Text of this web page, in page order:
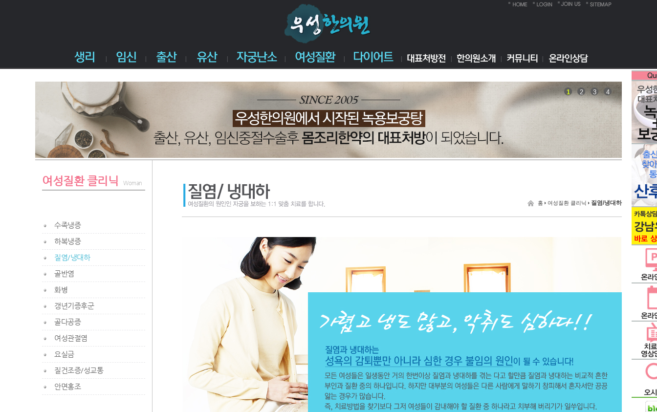
1 2 3 4
여성질환 클리닉 Woman
수족냉증
하복냉증
질염/냉대하
골반염
화병
갱년기증후군
골다공증
여성관절염
요실금
질건조증/성교통
안면홍조
홈 여성질환 클리닉 질염/냉대하